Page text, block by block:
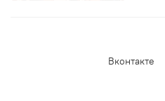
Вконтакте